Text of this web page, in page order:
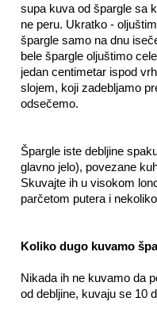
supa kuva od špargle sa
ne peru. Ukratko -
špargle samo na dnu
bele špargle oljuštimo
jedan centimetar ispod
slojem, koji zadebljamo
odsečemo.
Špargle iste debljine
glavno jelo), povezane
Skuvajte ih u visokom
parčetom putera i
Koliko dugo kuvamo
Nikada ih ne kuvamo da
od debljine, kuvaju se 10